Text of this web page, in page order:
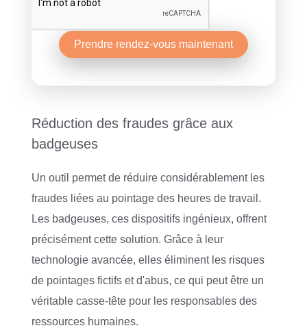
Prendre rendez-vous maintenant
Réduction des fraudes grâce aux
badgeuses
Un outil permet de réduire considérablement les
fraudes liées au pointage des heures de travail.
Les badgeuses, ces dispositifs ingénieux, offrent
précisément cette solution. Grâce à leur
technologie avancée, elles éliminent les risques
de pointages fictifs et d'abus, ce qui peut être un
véritable casse-tête pour les responsables des
ressources humaines.